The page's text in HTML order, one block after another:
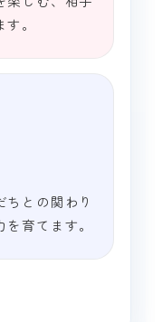
。
との関わり
育てます。